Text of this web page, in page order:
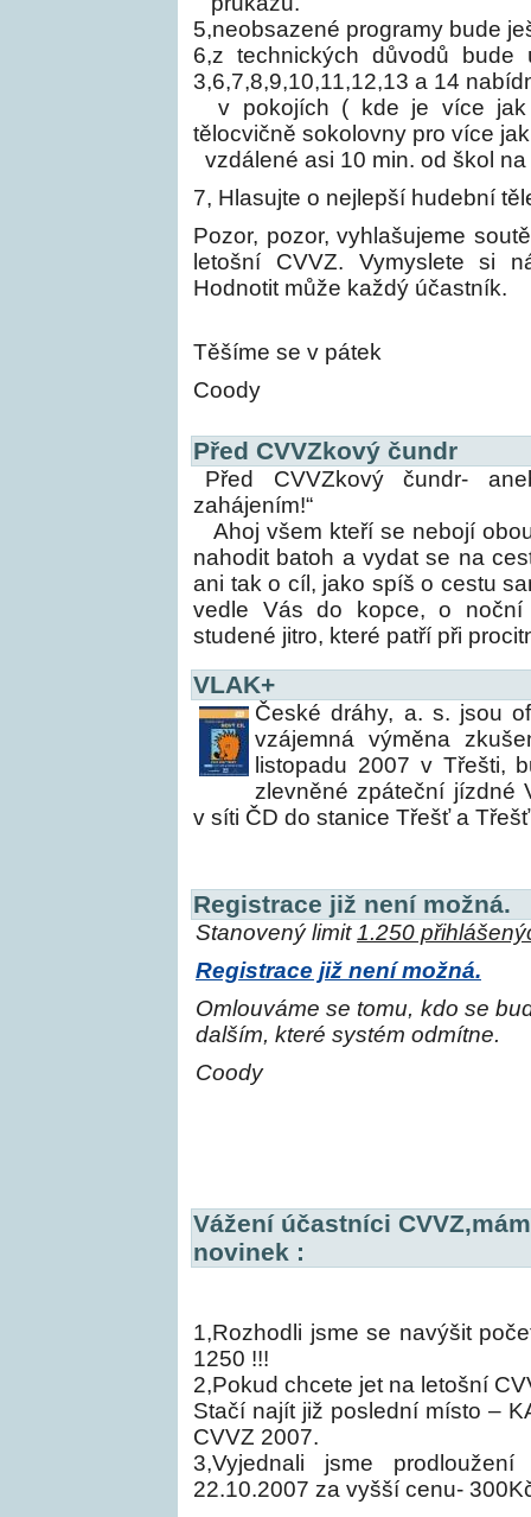
5,neobsazené programy bude
6,z technických důvodů bude
3,6,7,8,9,10,11,12,13 a 14
v pokojích ( kde je více jak
tělocvičně sokolovny pro více
vzdálené asi 10 min. od škol
7, Hlasujte o nejlepší hudební
Pozor, pozor, vyhlašujeme
letošní CVVZ. Vymyslete si
Hodnotit může každý účastník.
Těšíme se v pátek
Coody
Před CVVZkový čundr
Před CVVZkový čundr-
zahájením!“
Ahoj všem kteří se nebojí
nahodit batoh a vydat se na
ani tak o cíl, jako spíš o cestu
vedle Vás do kopce, o
studené jitro, které patří při
VLAK+
České dráhy, a. s. jsou
vzájemná výměna
listopadu 2007 v Třešti,
zlevněné zpáteční jízdné
v síti ČD do stanice Třešť a
Registrace již není možná.
Stanovený limit1.250
Registrace již není možná.
Omlouváme se tomu, kdo se
dalším, které systém odmítne.
Coody
Vážení účastníci
novinek :
1,Rozhodli jsme se navýšit
1250 !!!
2,Pokud chcete jet na letošní
Stačí najít již poslední místo –
CVVZ 2007.
3,Vyjednali jsme
22.10.2007 za vyšší cenu-